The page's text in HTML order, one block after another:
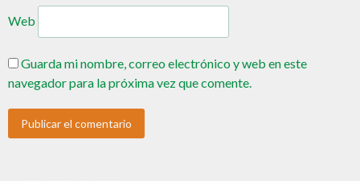
Web
Guarda mi nombre, correo electrónico y web en este
navegador para la próxima vez que comente.